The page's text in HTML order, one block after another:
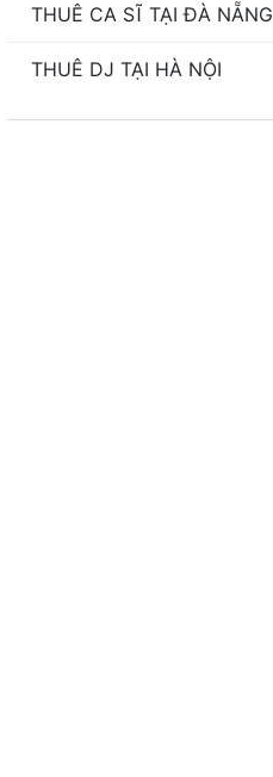
THUÊ CA SĨ TẠI ĐÀ NẴNG
THUÊ DJ TẠI HÀ NỘI